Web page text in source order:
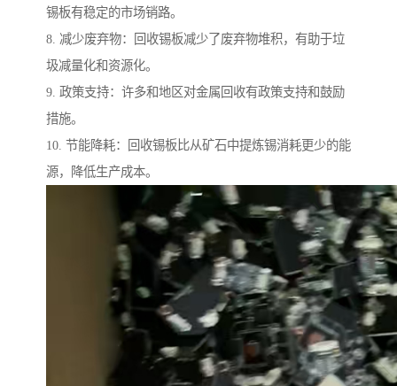
锡板有稳定的市场销路。
8. 减少废弃物：回收锡板减少了废弃物堆积，有助于垃
圾减量化和资源化。
9. 政策支持：许多和地区对金属回收有政策支持和鼓励
措施。
10. 节能降耗：回收锡板比从矿石中提炼锡消耗更少的能
源，降低生产成本。